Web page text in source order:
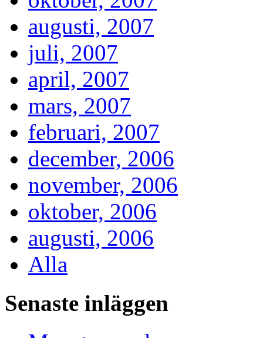
augusti, 2007
juli, 2007
april, 2007
mars, 2007
februari, 2007
december, 2006
november, 2006
oktober, 2006
augusti, 2006
Alla
Senaste inläggen